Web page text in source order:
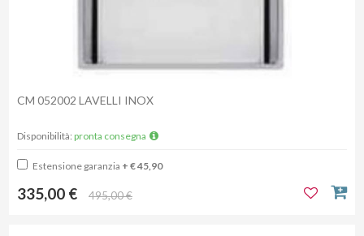
CM 052002 LAVELLI INOX
Disponibilità: pronta consegna
Estensione garanzia + € 45,90
335,00 € 495,00 €